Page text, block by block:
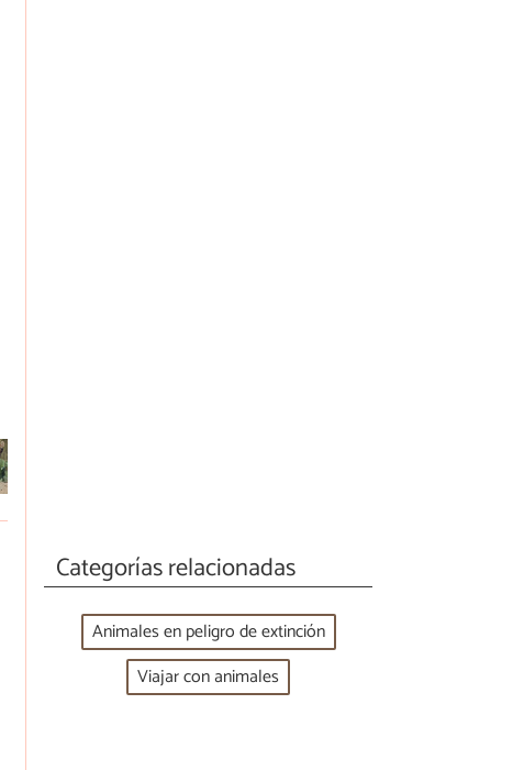
Categorías relacionadas
Animales en peligro de extinción
Viajar con animales